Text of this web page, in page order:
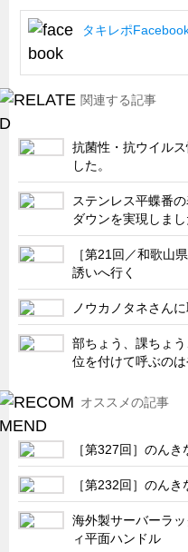
試作・特注品の事例集
SDGs配慮・脱炭素
医療・福祉・介護関連
ロボット・自動化装置関連
二次電池関連
EV・PHEV充電器関連
再生可能エネルギー
農業関連
半導体製造装置関連
共同溝・無電柱化関連
特装車・バス・トラック関連
フリーザー・フードマシナリ
自動販売機・自動改札機関連
鉄道車両・駅舎関連
CATEGORY 連載
タキレポ
関連する記事
抗菌性・抗ウイル
した。
ステンレス平蝶番
ダウンを実現しまし
［第21回／和歌山
誘いへ行く
ノウカノタネさん
部ちょう、課ちょ
位を付けて呼ぶのは
オススメの記事
［第327回］のんき
［第232回］のんき
海外製サーバーラ
ィ平面ハンドル